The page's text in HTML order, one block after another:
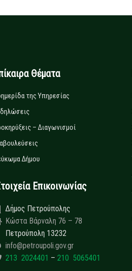
Θέματα
της Υπηρεσίας
– Διαγωνισμοί
Δήμου
Επικοινωνίας
Δήμος Πετρούπολης
Κώστα Βάρναλη 76 – 78
Πετρούπολη 13232
info@petroupoli.gov.gr
213 2024401 – 210 5065401